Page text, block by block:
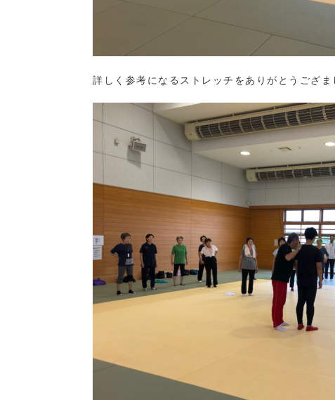
詳しく参考になるストレッチをありがとうござま